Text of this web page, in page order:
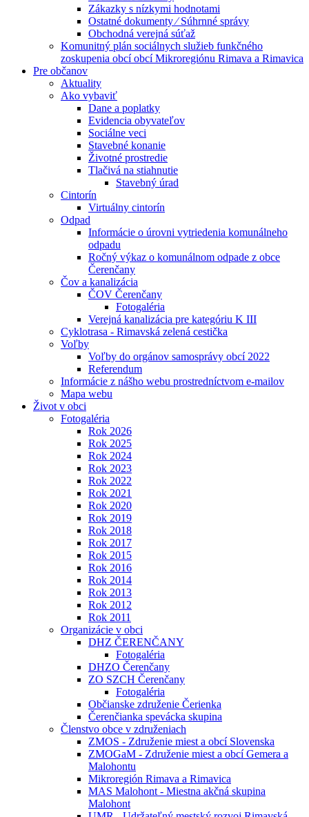
Zákazky s nízkymi hodnotami
Ostatné dokumenty ⁄ Súhrnné správy
Obchodná verejná súťaž
Komunitný plán sociálnych služieb funkčného
zoskupenia obcí obcí Mikroregiónu Rimava a Rimavica
Pre občanov
Aktuality
Ako vybaviť
Dane a poplatky
Evidencia obyvateľov
Sociálne veci
Stavebné konanie
Životné prostredie
Tlačivá na stiahnutie
Stavebný úrad
Cintorín
Virtuálny cintorín
Odpad
Informácie o úrovni vytriedenia komunálneho
odpadu
Ročný výkaz o komunálnom odpade z obce
Čerenčany
Čov a kanalizácia
ČOV Čerenčany
Fotogaléria
Verejná kanalizácia pre kategóriu K III
Cyklotrasa - Rimavská zelená cestička
Voľby
Voľby do orgánov samosprávy obcí 2022
Referendum
Informácie z nášho webu prostredníctvom e-mailov
Mapa webu
Život v obci
Fotogaléria
Rok 2026
Rok 2025
Rok 2024
Rok 2023
Rok 2022
Rok 2021
Rok 2020
Rok 2019
Rok 2018
Rok 2017
Rok 2015
Rok 2016
Rok 2014
Rok 2013
Rok 2012
Rok 2011
Organizácie v obci
DHZ ČERENČANY
Fotogaléria
DHZO Čerenčany
ZO SZCH Čerenčany
Fotogaléria
Občianske združenie Čerienka
Čerenčianka spevácka skupina
Členstvo obce v združeniach
ZMOS - Združenie miest a obcí Slovenska
ZMOGaM - Združenie miest a obcí Gemera a
Malohontu
Mikroregión Rimava a Rimavica
MAS Malohont - Miestna akčná skupina
Malohont